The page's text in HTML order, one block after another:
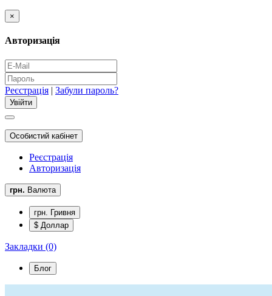
×
Авторизація
Реєстрація | Забули пароль?
Особистий кабінет
Реєстрація
Авторизація
грн. Валюта
грн. Гривня
$ Доллар
Закладки (0)
Блог